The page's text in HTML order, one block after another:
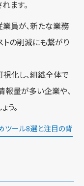
ます。
業員が、新たな業務
トの削減にも繋がり
視化し、組織全体で
報量が多い企業や、
う。
ツール8選と注目の背